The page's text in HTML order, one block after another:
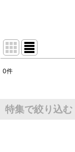
並び順:
0件
特集で絞り込む